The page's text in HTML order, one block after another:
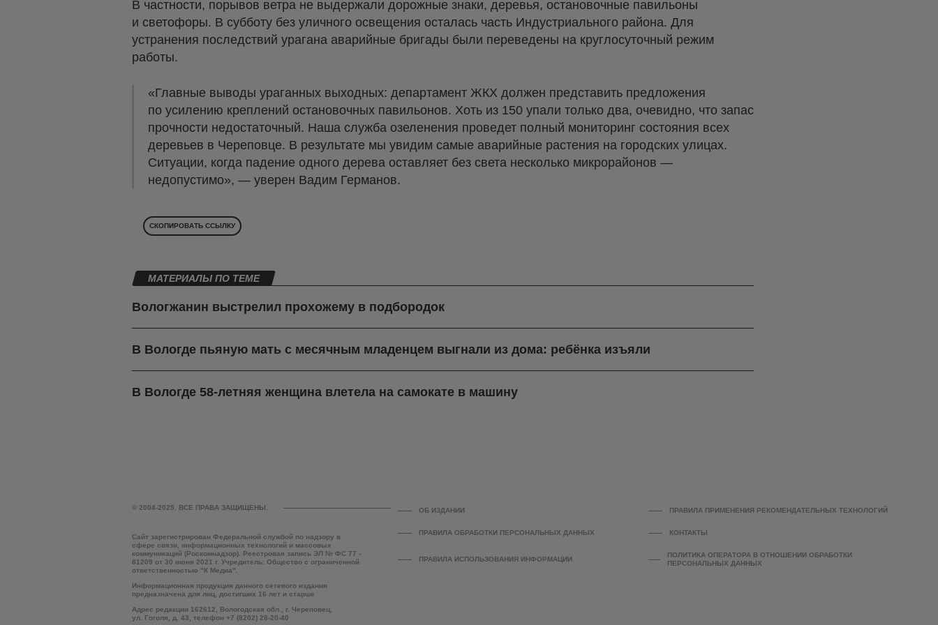
В частности, порывов ветра не выдержали дорожные знаки, деревья, остановочные павильоны
и светофоры. В субботу без уличного освещения осталась часть Индустриального района. Для
устранения последствий урагана аварийные бригады были переведены на круглосуточный режим
работы.
«Главные выводы ураганных выходных: департамент ЖКХ должен представить предложения
по усилению креплений остановочных павильонов. Хоть из 150 упали только два, очевидно, что запас
прочности недостаточный. Наша служба озеленения проведет полный мониторинг состояния всех
деревьев в Череповце. В результате мы увидим самые аварийные растения на городских улицах.
Ситуации, когда падение одного дерева оставляет без света несколько микрорайонов —
недопустимо», — уверен Вадим Германов.
СКОПИРОВАТЬ ССЫЛКУ
МАТЕРИАЛЫ ПО ТЕМЕ
Вологжанин выстрелил прохожему в подбородок
В Вологде пьяную мать с месячным младенцем выгнали из дома: ребёнка изъяли
В Вологде 58-летняя женщина влетела на самокате в машину
© 2004-2025. ВСЕ ПРАВА ЗАЩИЩЕНЫ.
Сайт зарегистрирован Федеральной службой по надзору в
сфере связи, информационных технологий и массовых
коммуникаций (Роскомнадзор). Реестровая запись ЭЛ № ФС 77 -
81209 от 30 июня 2021 г. Учредитель: Общество с ограниченной
ответственностью "К Медиа".
Информационная продукция данного сетевого издания
предназначена для лиц, достигших 16 лет и старше
Адрес редакции 162612, Вологодская обл., г. Череповец,
ул. Гоголя, д. 43, телефон +7 (8202) 28-20-40
ОБ ИЗДАНИИ ПРАВИЛА ПРИМЕНЕНИЯ РЕКОМЕНДАТЕЛЬНЫХ ТЕХНОЛОГИЙ
ПРАВИЛА ОБРАБОТКИ ПЕРСОНАЛЬНЫХ ДАННЫХ КОНТАКТЫ
ПРАВИЛА ИСПОЛЬЗОВАНИЯ ИНФОРМАЦИИ
ПОЛИТИКА ОПЕРАТОРА В ОТНОШЕНИИ ОБРАБОТКИ
ПЕРСОНАЛЬНЫХ ДАННЫХ